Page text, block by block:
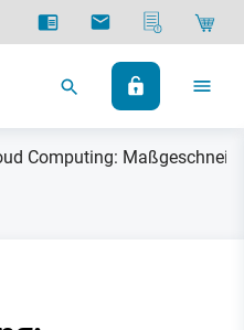
Computing: